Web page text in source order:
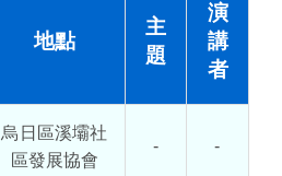
地點
主
題
演
講
者
烏日區溪壩社
區發展協會
- -